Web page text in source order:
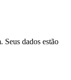
Seus dados estão